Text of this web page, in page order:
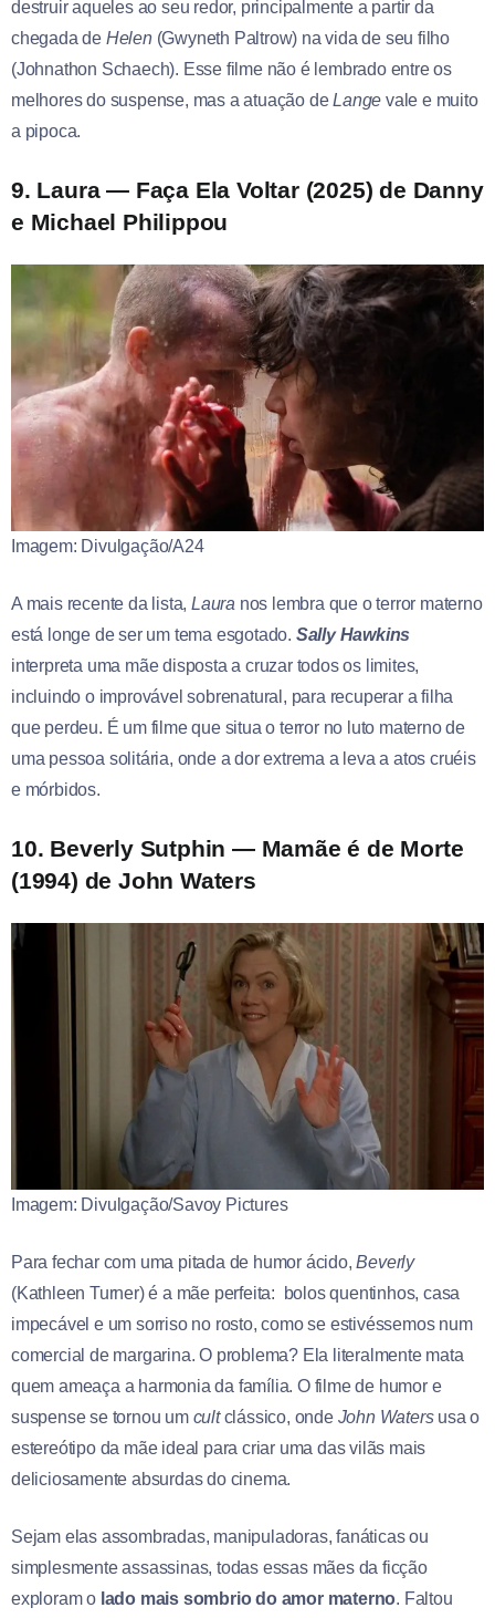
destruir aqueles ao seu redor, principalmente a partir da
chegada de Helen (Gwyneth Paltrow) na vida de seu filho
(Johnathon Schaech). Esse filme não é lembrado entre os
melhores do suspense, mas a atuação deLangevale e muito
a pipoca.
9. Laura — Faça Ela Voltar (2025)de Danny
e Michael Philippou
Imagem: Divulgação/A24
A mais recente da lista, Laura nos lembra que o terror materno
está longe de ser um tema esgotado. Sally Hawkins
interpreta uma mãe disposta a cruzar todos os limites,
incluindo o improvável sobrenatural, para recuperar a filha
que perdeu. É um filme que situa o terror no luto materno de
uma pessoa solitária, onde a dor extrema a leva a atos cruéis
e mórbidos.
10. Beverly Sutphin — Mamãe é de Morte
(1994) de John Waters
Imagem: Divulgação/Savoy Pictures
Para fechar com uma pitada de humor ácido,Beverly
(Kathleen Turner) é a mãe perfeita: bolos quentinhos, casa
impecável e um sorriso no rosto, como se estivéssemos num
comercial de margarina. O problema? Ela literalmente mata
quem ameaça a harmonia da família. O filme de humor e
suspense se tornou um cultclássico, onde John Watersusa o
estereótipo da mãe ideal para criar uma das vilãs mais
deliciosamente absurdas do cinema.
Sejam elas assombradas, manipuladoras, fanáticas ou
simplesmente assassinas, todas essas mães da ficção
exploram o lado mais sombrio do amor materno. Faltou